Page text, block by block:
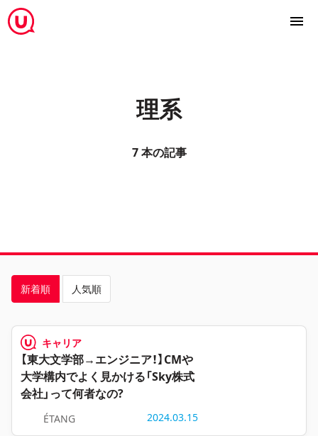
理系
7 本の記事
新着順 人気順
キャリア
【東大文学部→エンジニア！】CMや
大学構内でよく見かける「Sky株式
会社」って何者なの?
ÉTANG 2024.03.15